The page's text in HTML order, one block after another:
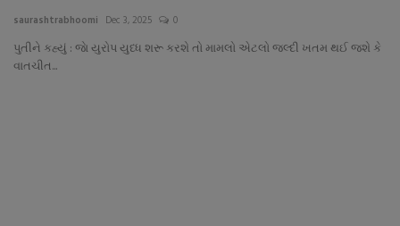
About Author
Contact
saurashtrabhoomi Dec 3, 2025 0
પુતીને કહ્યું : જાે યુરોપ યુધ્ધ શરૂ કરશે તો મામલો એટલો જલ્દી ખતમ થઈ જશે કે
વાતચીત...